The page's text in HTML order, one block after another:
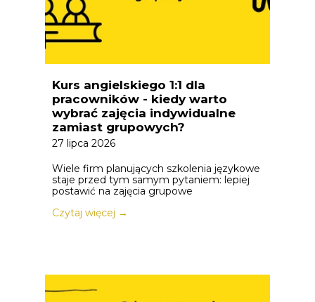
Kurs angielskiego 1:1 dla
pracowników - kiedy warto
wybrać zajęcia indywidualne
zamiast grupowych?
27 lipca 2026
Wiele firm planujących szkolenia językowe
staje przed tym samym pytaniem: lepiej
postawić na zajęcia grupowe
Czytaj więcej →